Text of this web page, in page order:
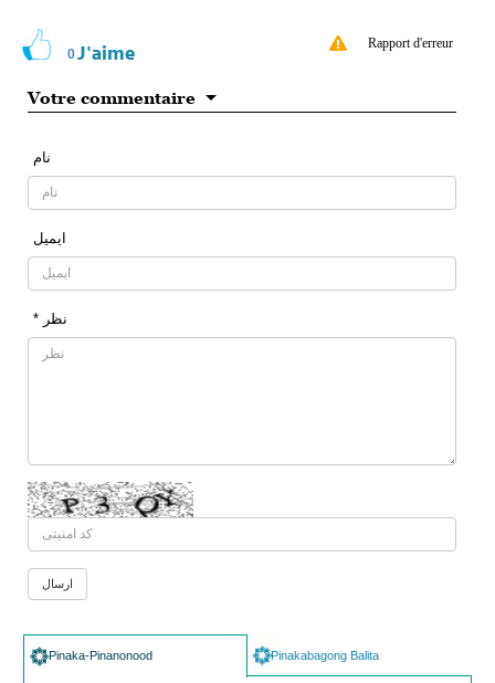
0J'aime Rapport d'erreur
Votre commentaire
نام
ایمیل
* نظر
Pinaka-Pinanonood Pinakabagong Balita